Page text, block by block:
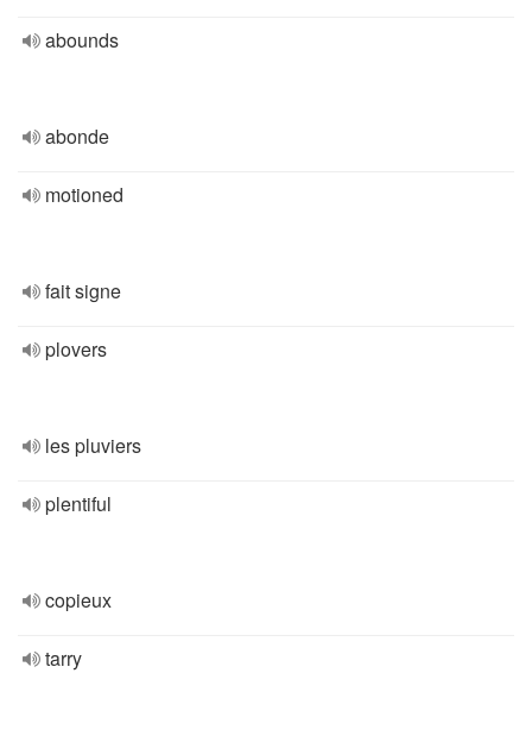
abounds
abonde
motioned
fait signe
plovers
les pluviers
plentiful
copieux
tarry